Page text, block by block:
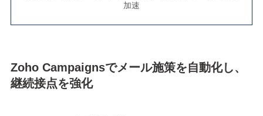
加速
Zoho Campaignsでメール施策を自動化し、
継続接点を強化